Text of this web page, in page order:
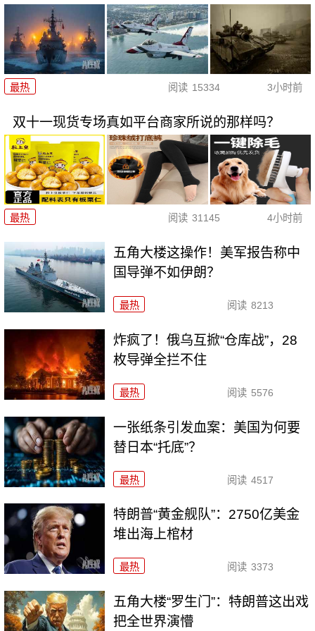
最热 阅读 15334 3小时前
双十一现货专场真如平台商家所说的那样吗？
最热 阅读 31145 4小时前
五角大楼这操作！美军报告称中
国导弹不如伊朗？
最热 阅读 8213
炸疯了！俄乌互掀“仓库战”，28
枚导弹全拦不住
最热 阅读 5576
一张纸条引发血案：美国为何要
替日本“托底”？
最热 阅读 4517
特朗普“黄金舰队”：2750亿美金
堆出海上棺材
最热 阅读 3373
五角大楼“罗生门”：特朗普这出戏
把全世界演懵